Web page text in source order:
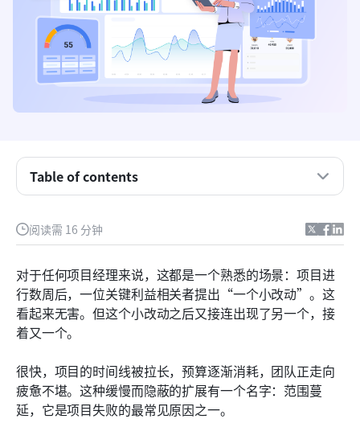
阅读需 16 分钟
对于任何项目经理来说，这都是一个熟悉的场景：项目进
行数周后，一位关键利益相关者提出“一个小改动”。这
看起来无害。但这个小改动之后又接连出现了另一个，接
着又一个。
很快，项目的时间线被拉长，预算逐渐消耗，团队正走向
疲惫不堪。这种缓慢而隐蔽的扩展有一个名字：范围蔓
延，它是项目失败的最常见原因之一。
Table of contents
什么是项目范围管理，为什么它如此重要？
项目范围管理流程的逐步指南
项目经理的噩梦：什么是范围蔓延？
如何在日程开始前防止范围蔓延
专业版项目范围管理技巧
常见问题
相关阅读